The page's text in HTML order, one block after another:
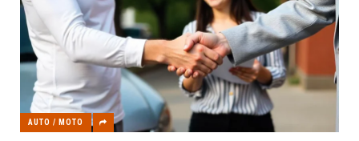
AUTO / MOTO